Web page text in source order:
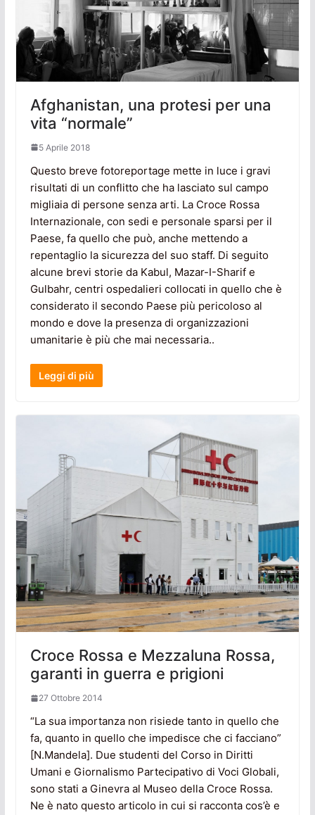
Afghanistan, una protesi per una
vita “normale”
5 Aprile 2018
Questo breve fotoreportage mette in luce i gravi
risultati di un conflitto che ha lasciato sul campo
migliaia di persone senza arti. La Croce Rossa
Internazionale, con sedi e personale sparsi per il
Paese, fa quello che può, anche mettendo a
repentaglio la sicurezza del suo staff. Di seguito
alcune brevi storie da Kabul, Mazar-I-Sharif e
Gulbahr, centri ospedalieri collocati in quello che è
considerato il secondo Paese più pericoloso al
mondo e dove la presenza di organizzazioni
umanitarie è più che mai necessaria..
Leggi di più
Croce Rossa e Mezzaluna Rossa,
garanti in guerra e prigioni
27 Ottobre 2014
“La sua importanza non risiede tanto in quello che
fa, quanto in quello che impedisce che ci facciano”
[N.Mandela]. Due studenti del Corso in Diritti
Umani e Giornalismo Partecipativo di Voci Globali,
sono stati a Ginevra al Museo della Croce Rossa.
Ne è nato questo articolo in cui si racconta cos’è e